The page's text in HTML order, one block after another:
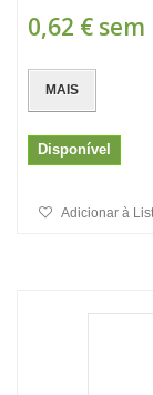
0,62 € sem
MAIS
Disponível
Adicionar à